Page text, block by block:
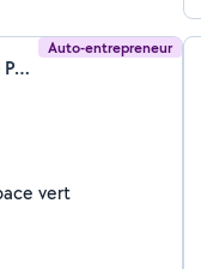
Auto-entrepreneur
Mohamed Lachheb (Elite Paysage)
vert